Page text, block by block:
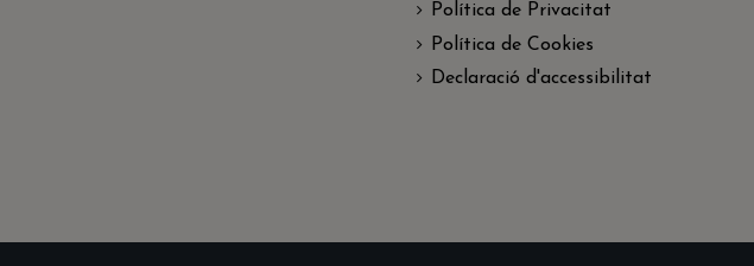
Política de Privacitat
Política de Cookies
Declaració d'accessibilitat